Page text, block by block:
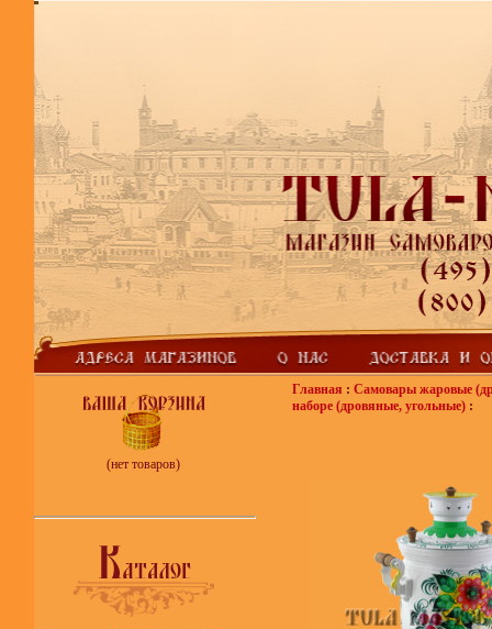
(нет товаров)
Главная : Самовары жаровые
наборе (дровяные, угольные):